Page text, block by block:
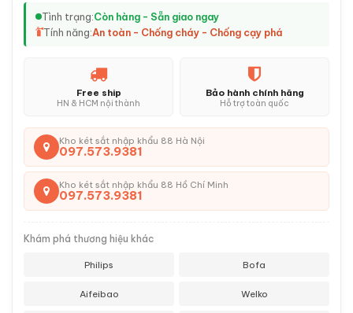
Tình trạng:Còn hàng - Sẵn giao ngay
Tính năng:An toàn - Chống cháy - Chống cạy phá
Free ship
HN & HCM nội thành
Bảo hành chính hãng
Hỗ trợ toàn quốc
Kho két sắt nhập khẩu 88 Hà Nội
097.573.9381
Kho két sắt nhập khẩu 88 Hồ Chí Minh
097.573.9381
Khám phá thương hiệu khác
Philips Bofa
Aifeibao Welko